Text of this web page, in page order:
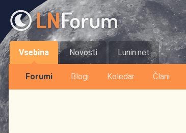
Vsebina
Forumi Blogi Koledar Člani
Novosti Lunin.net